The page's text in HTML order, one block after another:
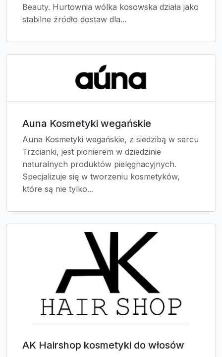
Beauty. Hurtownia wólka kosowska działa jako
stabilne źródło dostaw dla...
Auna Kosmetyki wegańskie
Auna Kosmetyki wegańskie, z siedzibą w sercu
Trzcianki, jest pionierem w dziedzinie
naturalnych produktów pielęgnacyjnych.
Specjalizuje się w tworzeniu kosmetyków,
które są nie tylko...
AK Hairshop kosmetyki do włosów